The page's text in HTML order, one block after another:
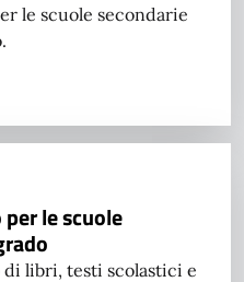
le scuole secondarie
le scuole
libri, testi scolastici e